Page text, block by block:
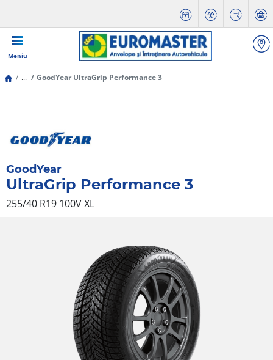
Meniu
... GoodYear UltraGrip Performance 3
GoodYear
UltraGrip Performance 3
255/40 R19 100VXL